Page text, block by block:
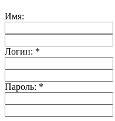
Имя:
Логин: *
Пароль: *